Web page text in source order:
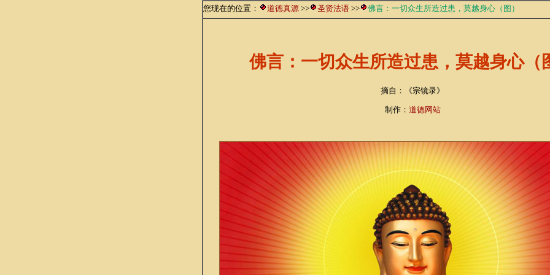
您现在的位置： 道德真源 >> 圣贤法语 >> 佛言：一切众生所造过患，莫越身心（图）
佛言：一切众生所造过患，莫越身心（
摘自：《宗镜录》
制作： 道德网站